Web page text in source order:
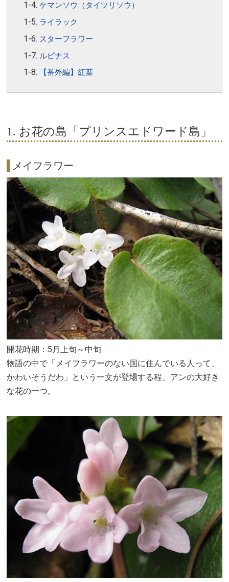
ケマンソウ（タイツリソウ）
ライラック
スターフラワー
ルピナス
【番外編】紅葉
1. お花の島「プリンスエドワード島」
メイフラワー
開花時期：5月上旬～中旬
物語の中で「メイフラワーのない国に住んでいる人って、
かわいそうだわ」という一文が登場する程、アンの大好き
な花の一つ。